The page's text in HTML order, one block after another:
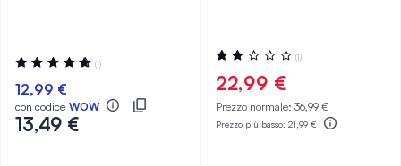
Valutazione:
100%
(1)
12,99 €
con codice WOW
13,49 €
Valutazione:
40%
(1)
22,99 €
Prezzo normale: 36,99 €
Prezzo più basso: 21,99 €